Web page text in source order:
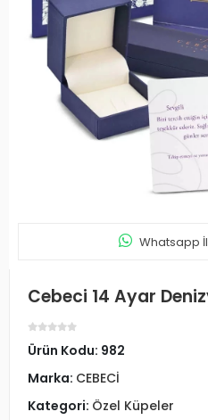
Whatsapp
Cebeci 14 Ayar
Ürün Kodu: 982
Marka: CEBECİ
Kategori: Özel Küpeler